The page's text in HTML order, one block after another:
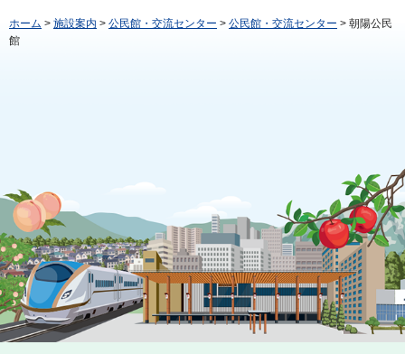
ホーム > 施設案内 > 公民館・交流センター > 公民館・交流センター > 朝陽公民
館